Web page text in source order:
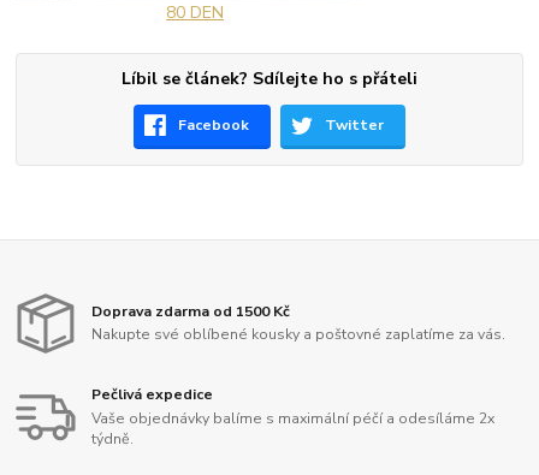
80 DEN
Líbil se článek? Sdílejte ho s přáteli
Facebook Twitter
Doprava zdarma od 1500 Kč
Nakupte své oblíbené kousky a poštovné zaplatíme za vás.
Pečlivá expedice
Vaše objednávky balíme s maximální péčí a odesíláme 2x
týdně.